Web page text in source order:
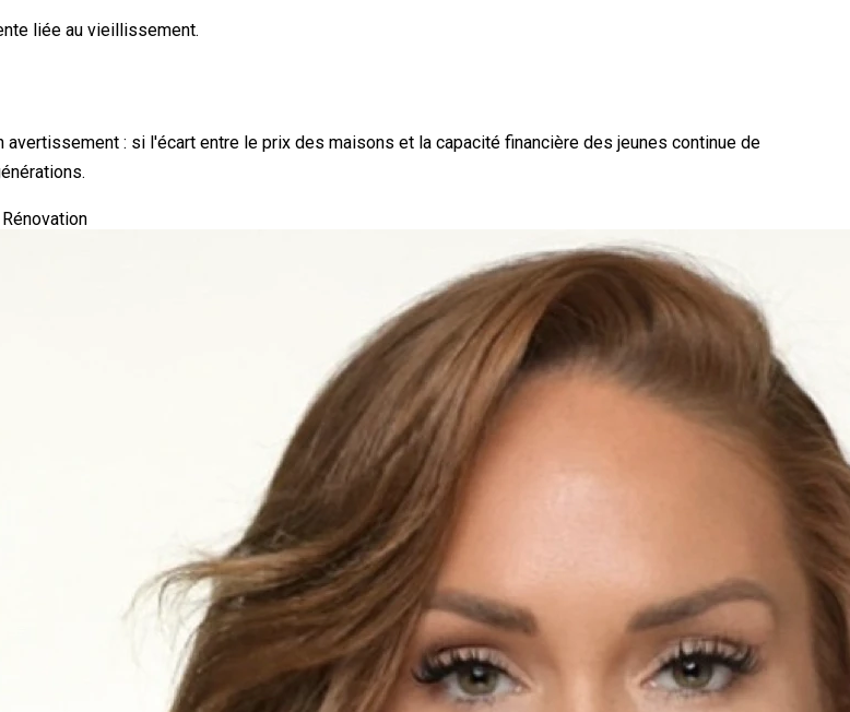
liée au vieillissement.
avertissement : si l'écart entre le prix des maisons et la capacité financière des jeunes continue de
Rénovation